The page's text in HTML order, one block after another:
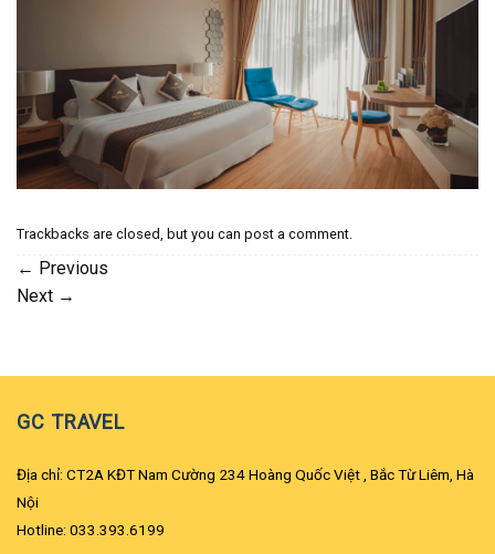
Trackbacks are closed, but you can post a comment
← Previous
Next →
GC TRAVEL
Địa chỉ: CT2A KĐT Nam Cường 234 Hoàng Quốc Việt , Bắc Từ Liêm, Hà
Nội
Hotline: 033.393.6199